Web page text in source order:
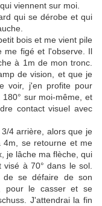
viennent sur moi.
qui se dérobe et qui
bois et me vient pile
me figé et l'observe. Il
à 1m de mon tronc.
de vision, et que je
voir, j'en profite pour
sur moi-même, et
contact visuel avec
4 arrière, alors que je
4m, se retourne et me
je lâche ma flèche, qui
à 70° dans le sol.
de se défaire de son
pour le casser et se
J'attendrai la fin